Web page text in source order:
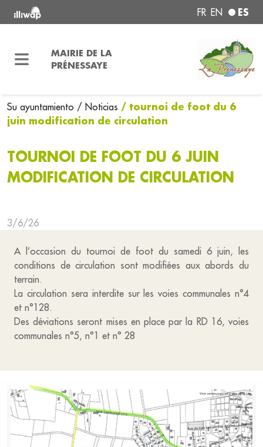
FR EN ES
MAIRIE DE LA
PRÉNESSAYE
Su ayuntamiento / Noticias / tournoi de foot du 6
juin modification de circulation
TOURNOI DE FOOT DU 6 JUIN
MODIFICATION DE CIRCULATION
3/6/26
A l’occasion du tournoi de foot du samedi 6 juin, les
conditions de circulation sont modifiées aux abords du
terrain.
La circulation sera interdite sur les voies communales n°4
et n°128.
Des déviations seront mises en place par la RD 16, voies
communales n°5, n°1 et n° 28